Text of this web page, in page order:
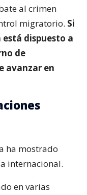
al crimen
migratorio. Si
está dispuesto a
de
avanzar en
ha mostrado
internacional.
en varias